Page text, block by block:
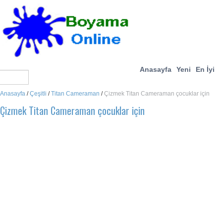
Anasayfa Yeni En İyi
Anasayfa /Çeşitli /Titan Cameraman /Çizmek Titan Cameraman çocuklar için
Çizmek Titan Cameraman çocuklar için